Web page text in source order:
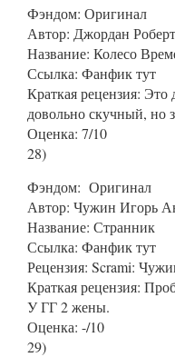
Фэндом: Оригинал
Автор: Джордан Роберт
Название: Колесо
Ссылка: Фанфик тут
Краткая рецензия:
довольно скучный, но
Оценка: 7/10
28)
Фэндом: Оригинал
Автор: Чужин Игорь
Название: Странник
Ссылка: Фанфик тут
Рецензия: Scrami:
Краткая рецензия:
У ГГ 2 жены.
Оценка: -/10
29)